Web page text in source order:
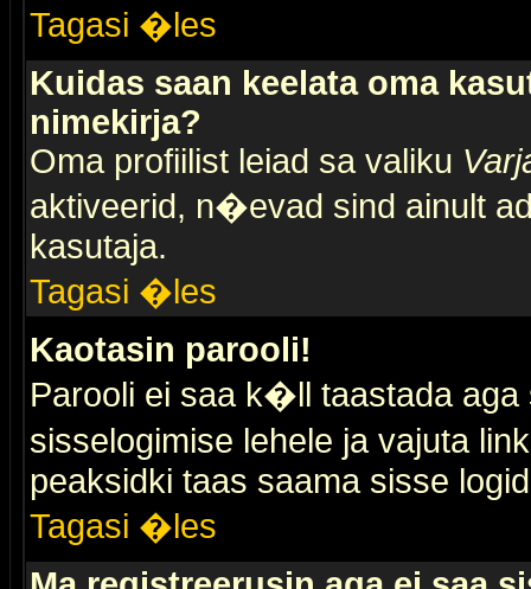
Tagasi �les
Kuidas saan keelata oma
nimekirja?
Oma profiilist leiad sa valiku
aktiveerid, n�evad sind ainult
kasutaja.
Tagasi �les
Kaotasin parooli!
Parooli ei saa k�ll taastada aga
sisselogimise lehele ja vajuta
peaksidki taas saama sisse
Tagasi �les